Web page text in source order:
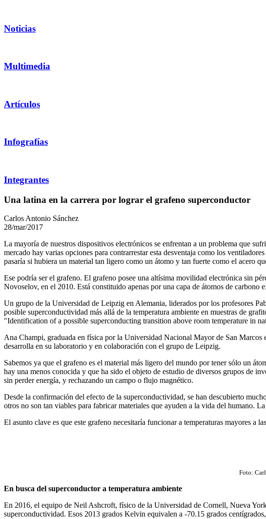
Noticias
Multimedia
Artículos
Infografías
Integrantes
Una latina en la carrera por lograr el grafeno superconductor
Carlos Antonio Sánchez
28/mar/2017
La mayoría de nuestros dispositivos electrónicos se enfrentan a un problema que
mercado hay varias opciones para contrarrestar esta desventaja como los
pasaría si hubiera un material tan ligero como un átomo y tan fuerte como el acero
Ese podría ser el grafeno. El grafeno posee una altísima movilidad electrónica sin
Novoselov, en el 2010. Está constituido apenas por una capa de átomos de
Un grupo de la Universidad de Leipzig en Alemania, liderados por los profesores
posible superconductividad más allá de la temperatura ambiente en muestras de
"Identification of a possible superconducting transition above room temperature in
Ana Champi, graduada en física por la Universidad Nacional Mayor de San
desarrolla en su laboratorio y en colaboración con el grupo de Leipzig.
Sabemos ya que el grafeno es el material más ligero del mundo por tener sólo un
hay una menos conocida y que ha sido el objeto de estudio de diversos grupos de
sin perder energía, y rechazando un campo o flujo magnético.
Desde la confirmación del efecto de la superconductividad, se han descubierto
otros no son tan viables para fabricar materiales que ayuden a la vida del humano.
El asunto clave es que este grafeno necesitaría funcionar a temperaturas mayores a
Foto:
En busca del superconductor a temperatura ambiente
En 2016, el equipo de Neil Ashcroft, físico de la Universidad de Cornell, Nueva
superconductividad. Esos 2013 grados Kelvin equivalen a -70.15 grados